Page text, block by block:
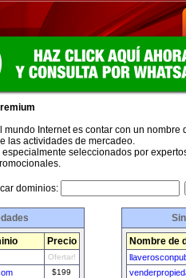
mundo Internet es contar con un nombre
las actividades de mercadeo.
especialmente seleccionados por
dominios:
Precio
Ofertar!
$199
Nombre de